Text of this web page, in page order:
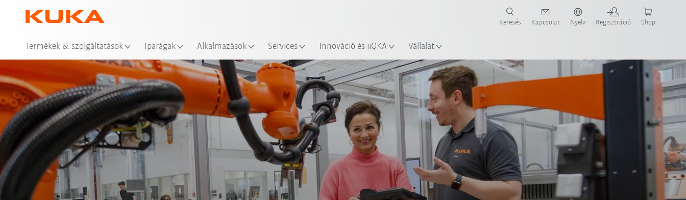
Termékek & szolgáltatások Iparágak Alkalmazások Services Innováció és iiQKA Vállalat
Keresés Kapcsolat Nyelv Regisztráció Shop